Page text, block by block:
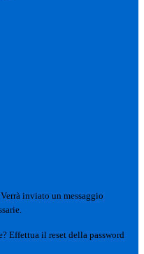
Verrà inviato un messaggio
Effettua il reset della password